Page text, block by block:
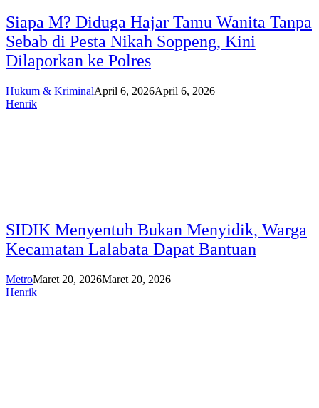
Siapa M? Diduga Hajar Tamu Wanita Tanpa
Sebab di Pesta Nikah Soppeng, Kini
Dilaporkan ke Polres
Hukum & KriminalApril 6, 2026April 6, 2026
Henrik
SIDIK Menyentuh Bukan Menyidik, Warga
Kecamatan Lalabata Dapat Bantuan
MetroMaret 20, 2026Maret 20, 2026
Henrik